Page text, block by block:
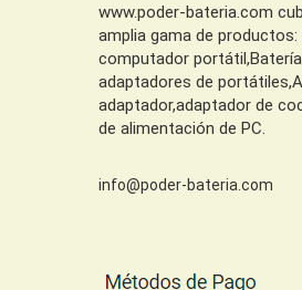
www.poder-bateria.com
amplia gama de productos:
computador
adaptadores de
adaptador,adaptador de
de alimentación de PC.
info@poder-bateria.com